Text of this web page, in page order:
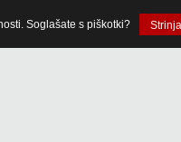
Soglašate s piškotki?